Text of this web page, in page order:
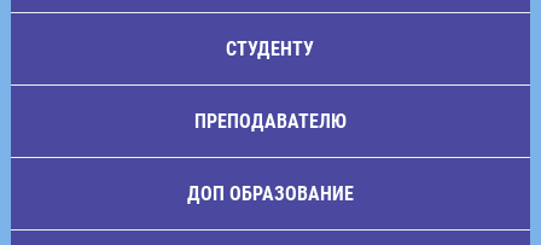
СТУДЕНТУ
ПРЕПОДАВАТЕЛЮ
ДОП ОБРАЗОВАНИЕ